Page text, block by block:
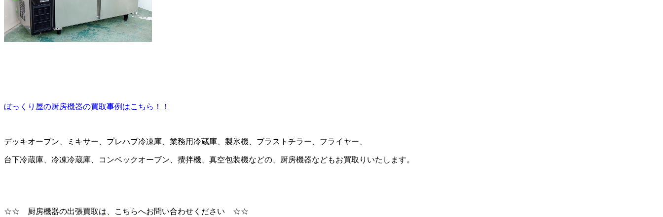
ぼっくり屋の厨房機器の買取事例はこちら！！
デッキオーブン、ミキサー、プレハブ冷凍庫、業務用冷蔵庫、製氷機、ブラストチラー、フライヤー、
台下冷蔵庫、冷凍冷蔵庫、コンベックオーブン、攪拌機、真空包装機などの、厨房機器などもお買取りいたします。
☆☆ 厨房機器の出張買取は、こちらへお問い合わせください ☆☆